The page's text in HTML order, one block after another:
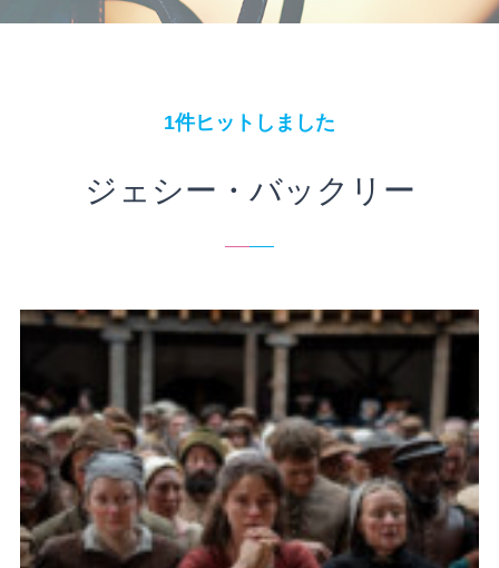
1件ヒットしました
ジェシー・バックリー